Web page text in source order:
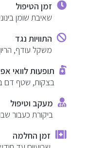
טיפולי לייזר
הזרקות מתקדמות
טיפולי פנים לגברים
ניתוחים וטיפולים
זמן הטיפול
שאיבת שומן
התוויות נגד
משקל עודף,
תופעות לוואי
בצקות, שטף דם
מעקב וטיפול
ביקורת כעבור
זמן החלמה
שלב 1: לטיפולים לפני הניתוח
שלב 2: הניתוח
שלב 3: לאחר
המנותח, מניעת
סדרי גודל של שאיבת
הרדמה ואופי הניתוח
סיבוכים וסיכונים